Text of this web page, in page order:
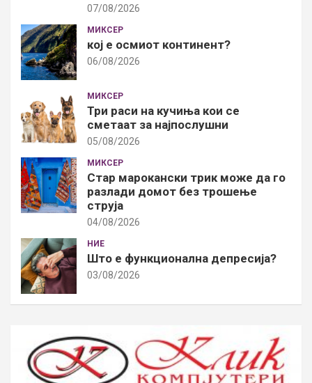
07/08/2026
МИКСЕР
кој е осмиот континент?
06/08/2026
МИКСЕР
Три раси на кучиња кои се
сметаат за најпослушни
05/08/2026
МИКСЕР
Стар марокански трик може да го
разлади домот без трошење
струја
04/08/2026
НИЕ
Што е функционална депресија?
03/08/2026